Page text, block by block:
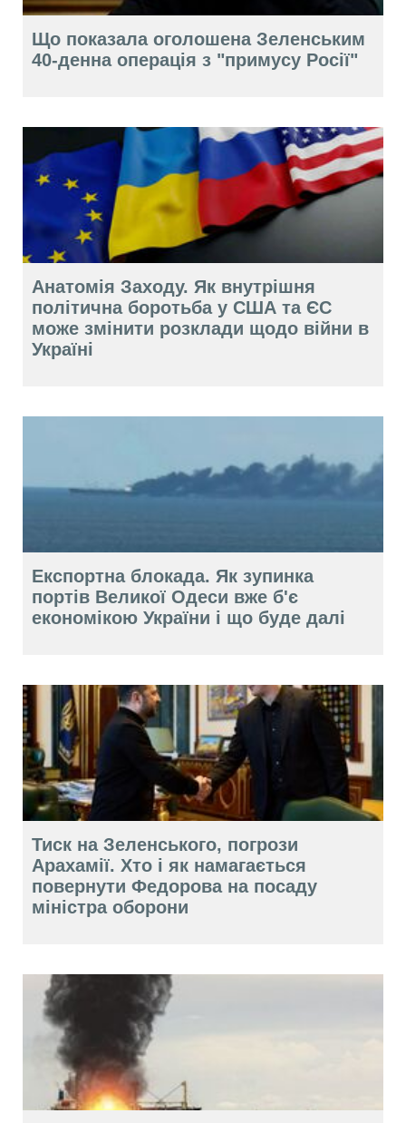
Що показала оголошена Зеленським
40-денна операція з "примусу Росії"
Анатомія Заходу. Як внутрішня
політична боротьба у США та ЄС
може змінити розклади щодо війни в
Україні
Експортна блокада. Як зупинка
портів Великої Одеси вже б'є
економікою України і що буде далі
Тиск на Зеленського, погрози
Арахамії. Хто і як намагається
повернути Федорова на посаду
міністра оборони